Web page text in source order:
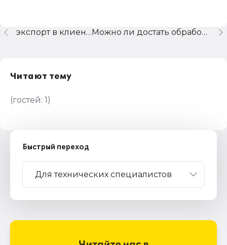
Можно ли достать обработку для добавления новой платежки?
экспорт в клиент-банк
Читают тему
(гостей: 1)
Быстрый переход